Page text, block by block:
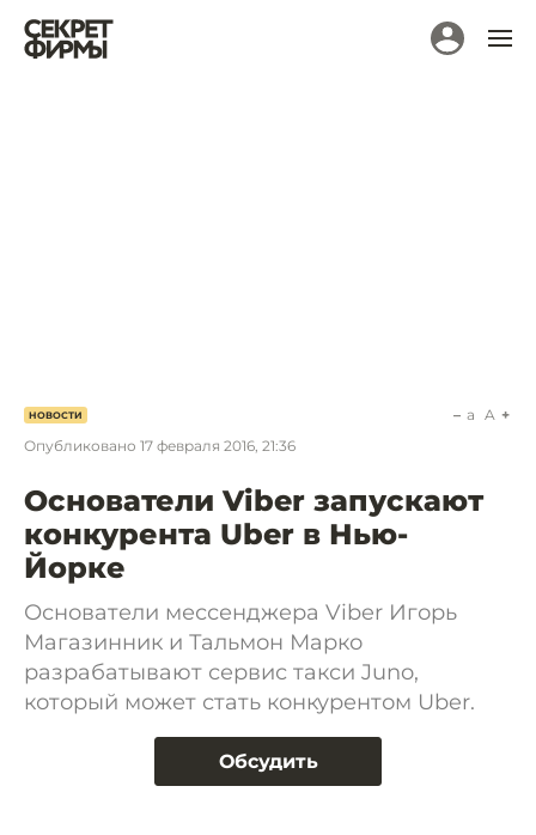
НОВОСТИ
Опубликовано 17 февраля 2016, 21:36
a A
Основатели Viber запускают
конкурента Uber в Нью-
Йорке
Основатели мессенджера Viber Игорь
Магазинник и Тальмон Марко
разрабатывают сервис такси Juno,
который может стать конкурентом Uber.
Обсудить